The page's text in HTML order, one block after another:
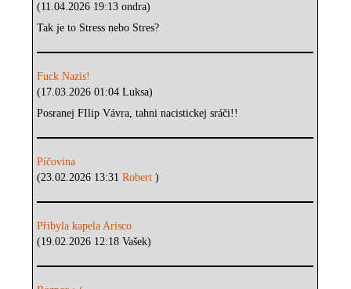
(11.04.2026 19:13 ondra)
Tak je to Stress nebo Stres?
Fuck Nazis!
(17.03.2026 01:04 Luksa)
Posranej FIlip Vávra, tahni nacistickej sráči!!
Píčovina
(23.02.2026 13:31Robert)
Přibyla kapela Arisco
(19.02.2026 12:18 Vašek)